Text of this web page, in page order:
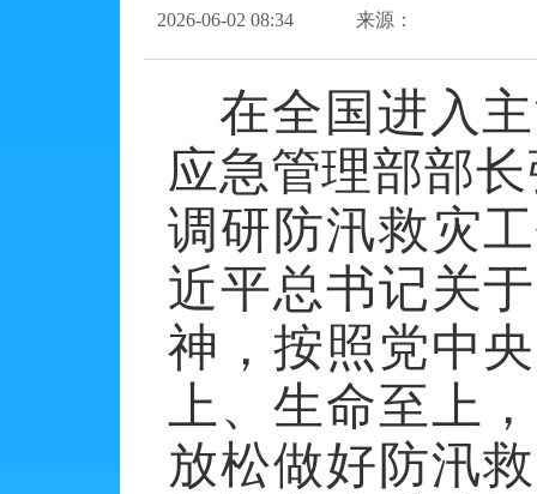
2026-06-02 08:34 来源：
在全国进入
应急管理部部
调研防汛救灾
近平总书记关
神，按照党中
上、生命至上
放松做好防汛